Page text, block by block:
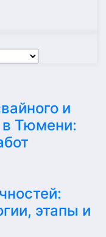
и
в Тюмени:
этапы и